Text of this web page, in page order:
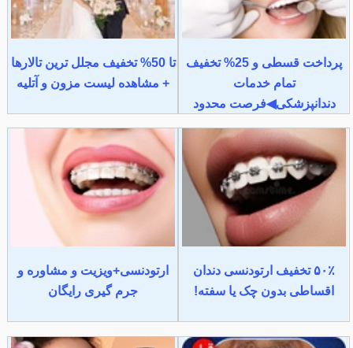
پرداخت قسطی و 25% تخفیف
تمام خدمات
دندانپزشکی◀فرصت محدود
تا 50% تخفیف مجلل ترین تالارها
+ مشاهده لیست مزون و آتلیه
۵۰٪ تخفیف ارتودنسی دندان
اقساطی بدون چک یا سفته!
ارتودنسی+ویزیت و مشاوره و
جرم گیری رایگان